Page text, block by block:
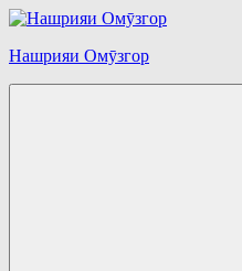
Перейти
содержимому
Нашрияи Омӯзгор